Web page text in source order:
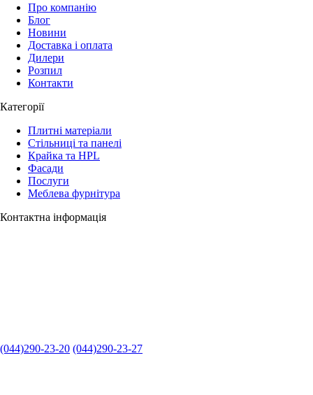
Про компанію
Блог
Новини
Доставка і оплата
Дилери
Розпил
Контакти
Категорії
Плитні матеріали
Стільниці та панелі
Крайка та HPL
Фасади
Послуги
Меблева фурнітура
Контактна інформація
(044)290-23-20 (044)290-23-27